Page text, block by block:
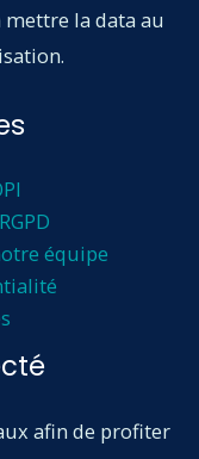
la data au
équipe
afin de profiter